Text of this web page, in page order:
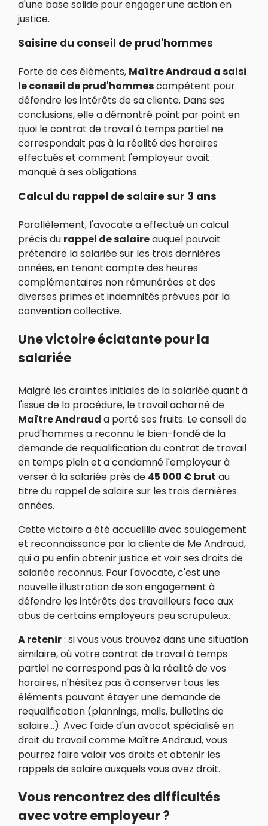
d'une base solide pour engager une action en
justice.
Saisine du conseil de prud'hommes
Forte de ces éléments, Maître Andraud a saisi
le conseil de prud'hommescompétent pour
défendre les intérêts de sa cliente. Dans ses
conclusions, elle a démontré point par point en
quoi le contrat de travail à temps partiel ne
correspondait pas à la réalité des horaires
effectués et comment l'employeur avait
manqué à ses obligations.
Calcul du rappel de salaire sur 3 ans
Parallèlement, l'avocate a effectué un calcul
précis du rappel de salaireauquel pouvait
prétendre la salariée sur les trois dernières
années, en tenant compte des heures
complémentaires non rémunérées et des
diverses primes et indemnités prévues par la
convention collective.
Une victoire éclatante pour la
salariée
Malgré les craintes initiales de la salariée quant à
l'issue de la procédure, le travail acharné de
Maître Andraud a porté ses fruits. Le conseil de
prud'hommes a reconnu le bien-fondé de la
demande de requalification du contrat de travail
en temps plein et a condamné l'employeur à
verser à la salariée près de 45 000 € brut au
titre du rappel de salaire sur les trois dernières
années.
Cette victoire a été accueillie avec soulagement
et reconnaissance par la cliente de Me Andraud,
qui a pu enfin obtenir justice et voir ses droits de
salariée reconnus. Pour l'avocate, c'est une
nouvelle illustration de son engagement à
défendre les intérêts des travailleurs face aux
abus de certains employeurs peu scrupuleux.
A retenir: si vous vous trouvez dans une situation
similaire, où votre contrat de travail à temps
partiel ne correspond pas à la réalité de vos
horaires, n'hésitez pas à conserver tous les
éléments pouvant étayer une demande de
requalification (plannings, mails, bulletins de
salaire...). Avec l'aide d'un avocat spécialisé en
droit du travail comme Maître Andraud, vous
pourrez faire valoir vos droits et obtenir les
rappels de salaire auxquels vous avez droit.
Vous rencontrez des difficultés
avec votre employeur ?